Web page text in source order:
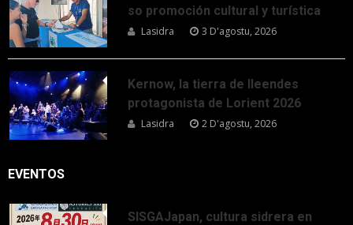
so promoción cultural y turística
Lasidra 3 D'agostu, 2026
Kernow, la tierra de lleendes
protagonista de Lorient 2026
Lasidra 2 D'agostu, 2026
EVENTOS
SISGAJapan, cultura sidrera en